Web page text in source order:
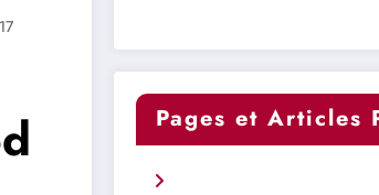
Pages et Articles